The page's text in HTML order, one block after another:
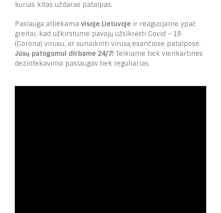
kurias kitas uždaras patalpas.
Paslauga atliekama visoje Lietuvoje ir reaguojame ypač
greitai, kad užkirstume pavojų užsikrėsti Covid – 19
(Corona) virusu, ar sunaikinti virusą esančiose patalpose.
Jūsų patogumui dirbame 24/7! Teikiame tiek vienkartines
dezinfekavimo paslaugas tiek reguliarias.